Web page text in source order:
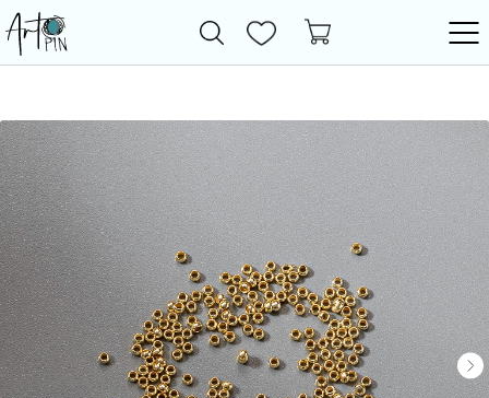
Новинки
Все товары
Фурнитура
Бижутерия